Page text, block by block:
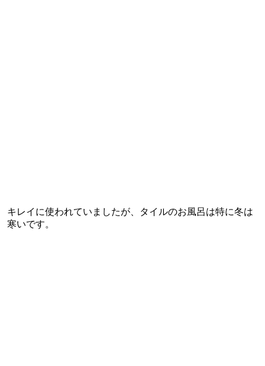
キレイに使われていましたが、タイルのお風呂は特に冬は
寒いです。